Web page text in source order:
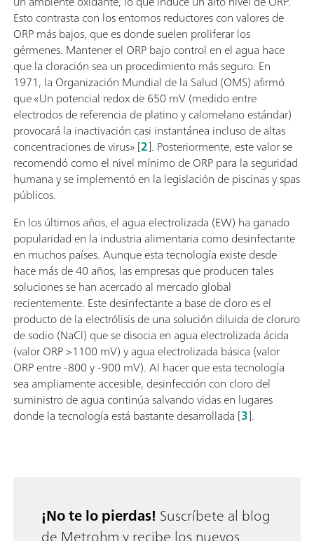
Esto contrasta con los entornos reductores con valores de
ORP más bajos, que es donde suelen proliferar los
gérmenes. Mantener el ORP bajo control en el agua hace
que la cloración sea un procedimiento más seguro. En
1971, la Organización Mundial de la Salud (OMS) afirmó
que «Un potencial redox de 650 mV (medido entre
electrodos de referencia de platino y calomelano estándar)
provocará la inactivación casi instantánea incluso de altas
concentraciones de virus» [2]. Posteriormente, este valor se
recomendó como el nivel mínimo de ORP para la seguridad
humana y se implementó en la legislación de piscinas y spas
públicos.
En los últimos años, el agua electrolizada (EW) ha ganado
popularidad en la industria alimentaria como desinfectante
en muchos países. Aunque esta tecnología existe desde
hace más de 40 años, las empresas que producen tales
soluciones se han acercado al mercado global
recientemente. Este desinfectante a base de cloro es el
producto de la electrólisis de una solución diluida de cloruro
de sodio (NaCl) que se disocia en agua electrolizada ácida
(valor ORP >1100 mV) y agua electrolizada básica (valor
ORP entre -800 y -900 mV). Al hacer que esta tecnología
sea ampliamente accesible, desinfección con cloro del
suministro de agua continúa salvando vidas en lugares
donde la tecnología está bastante desarrollada [3].
¡No te lo pierdas! Suscríbete al blog